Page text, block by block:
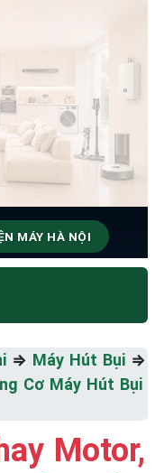
MÁY HÀ NỘI
HÀNH
⇒ Máy Hút Bụi ⇒
Cơ Máy Hút Bụi
Motor,